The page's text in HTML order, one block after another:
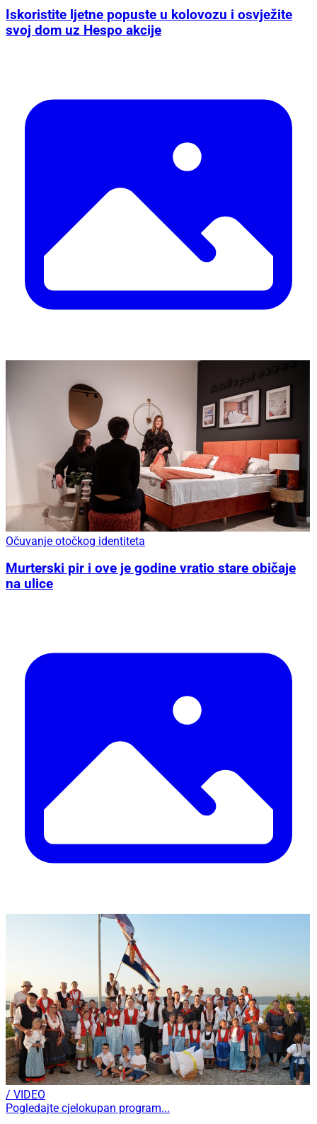
Iskoristite ljetne popuste u kolovozu i osvježite
svoj dom uz Hespo akcije
Očuvanje otočkog identiteta
Murterski pir i ove je godine vratio stare običaje
na ulice
/ VIDEO
Pogledajte cjelokupan program...